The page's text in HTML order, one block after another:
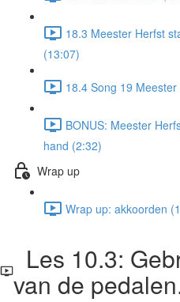
18.3 Meester Herfst
(13:07)
18.4 Song 19
BONUS: Meester
hand (2:32)
Wrap up
Wrap up: akkoorden
Les 10.3:
van de